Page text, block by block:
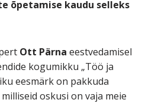
õpetamise kaudu selleks
Ott Pärna eestvedamisel
kogumikku „Töö ja
eesmärk on pakkuda
oskusi on vaja meie